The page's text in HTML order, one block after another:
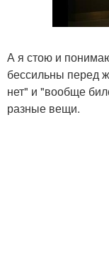
А я стою и
бессильны перед
нет" и "вообще
разные вещи.